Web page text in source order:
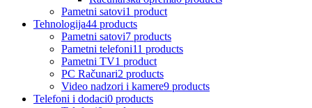
Pametni satovi1 product
Tehnologija44 products
Pametni satovi7 products
Pametni telefoni11 products
Pametni TV1 product
PC Računari2 products
Video nadzori i kamere9 products
Telefoni i dodaci0 products